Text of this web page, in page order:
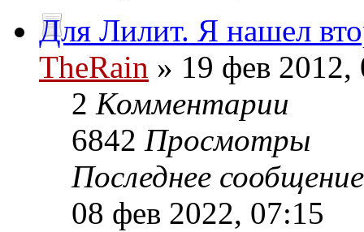
Для Лилит. Я нашел
TheRain » 19 фев 2012,
2 Комментарии
6842 Просмотры
Последнее
08 фев 2022, 07:15